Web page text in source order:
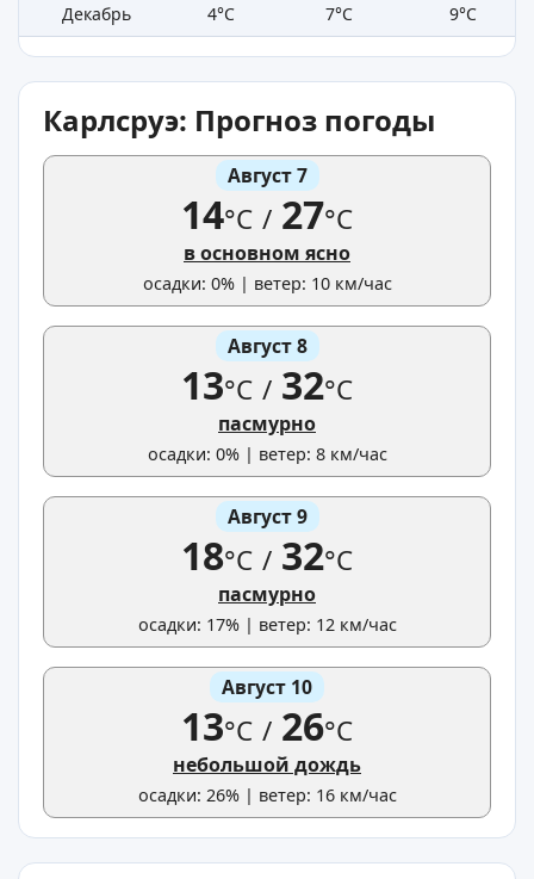
Декабрь
4°C 7°C 9°C
Карлсруэ: Прогноз погоды
Август 7
14°C / 27°C
в основном ясно
осадки: 0% | ветер: 10 км/час
Август 8
13°C / 32°C
пасмурно
осадки: 0% | ветер: 8 км/час
Август 9
18°C / 32°C
пасмурно
осадки: 17% | ветер: 12 км/час
Август 10
13°C / 26°C
небольшой дождь
осадки: 26% | ветер: 16 км/час